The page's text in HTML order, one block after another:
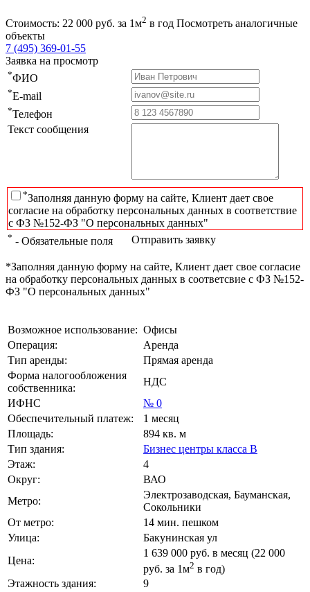
Стоимость: 22 000 руб. за 1м2 в год Посмотреть аналогичные
объекты
7 (495) 369-01-55
Заявка на просмотр
*ФИО
*E-mail
*Телефон
Текст сообщения
*Заполняя данную форму на сайте, Клиент дает свое
согласие на обработку персональных данных в соответствие
с ФЗ №152-ФЗ "О персональных данных"
* - Обязательные поля Отправить заявку
*Заполняя данную форму на сайте, Клиент дает свое согласие
на обработку персональных данных в соответсвие с ФЗ №152-
ФЗ "О персональных данных"
Возможное использование: Офисы
Операция:
Аренда
Тип аренды:
Прямая аренда
Форма налогообложения
собственника:
НДС
ИФНС
№ 0
Обеспечительный платеж:
1 месяц
Площадь:
894 кв. м
Тип здания:
Бизнес центры класса B
Этаж:
4
Округ:
ВАО
Метро:
Электрозаводская, Бауманская,
Сокольники
От метро:
14 мин. пешком
Улица:
Бакунинская ул
Цена:
1 639 000 руб. в месяц (22 000
руб. за 1м2 в год)
Этажность здания:
9